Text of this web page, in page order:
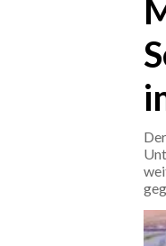
SERVIZI ALLE IMPRESE